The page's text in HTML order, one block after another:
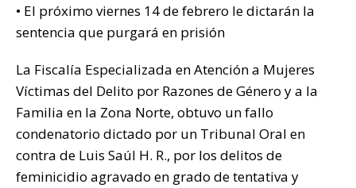
at
s
A
p
p
c
e
b
o
o
k
it
te
r
p
y
Li
n
k
m
p
ar
ti
r
• El próximo viernes 14 de febrero le dictarán la
sentencia que purgará en prisión
La Fiscalía Especializada en Atención a Mujeres
Víctimas del Delito por Razones de Género y a la
Familia en la Zona Norte, obtuvo un fallo
condenatorio dictado por un Tribunal Oral en
contra de Luis Saúl H. R., por los delitos de
feminicidio agravado en grado de tentativa y